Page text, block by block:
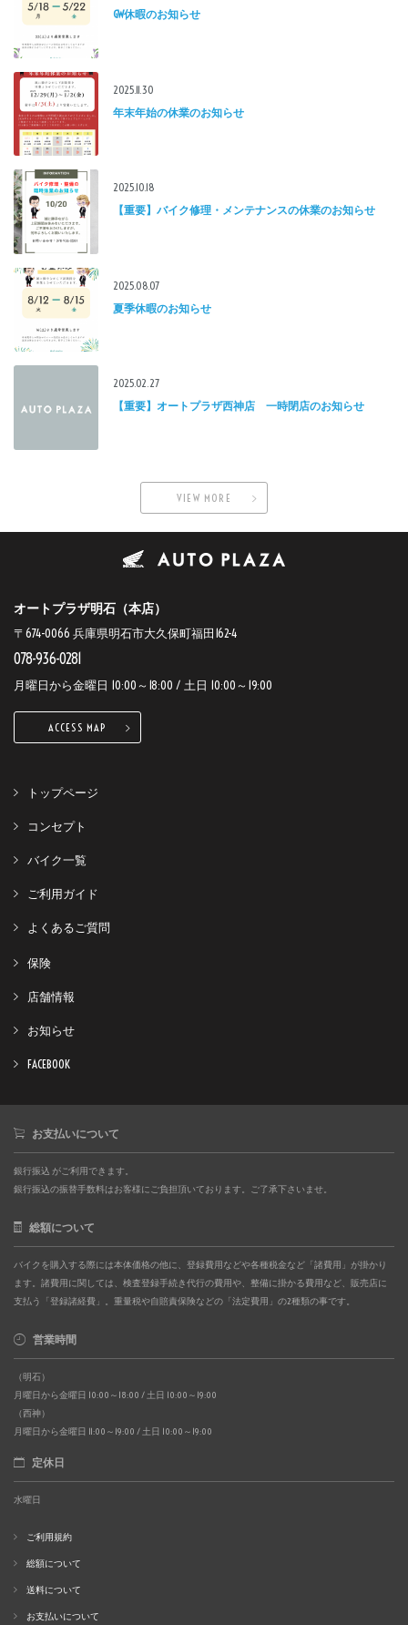
GW休暇のお知らせ
2025.11.30
年末年始の休業のお知らせ
2025.10.18
【重要】バイク修理・メンテナンスの休業のお知らせ
2025.08.07
夏季休暇のお知らせ
2025.02.27
【重要】オートプラザ西神店 一時閉店のお知らせ
VIEW MORE
オートプラザ明石（本店）
〒674-0066 兵庫県明石市大久保町福田162-4
078-936-0281
月曜日から金曜日 10:00～18:00 / 土日 10:00～19:00
ACCESS MAP
トップページ
コンセプト
バイク一覧
ご利用ガイド
よくあるご質問
保険
店舗情報
お知らせ
FACEBOOK
お支払いについて
銀行振込 がご利用できます。
銀行振込の振替手数料はお客様にご負担頂いております。ご了承下さいませ。
総額について
バイクを購入する際には本体価格の他に、登録費用などや各種税金など「諸費用」が掛かり
ます。諸費用に関しては、検査登録手続き代行の費用や、整備に掛かる費用など、販売店に
支払う「登録諸経費」。重量税や自賠責保険などの「法定費用」の2種類の事です。
営業時間
（明石）
月曜日から金曜日 10:00～18:00 / 土日 10:00～19:00
（西神）
月曜日から金曜日 11:00～19:00 / 土日 10:00～19:00
定休日
水曜日
ご利用規約
総額について
送料について
お支払いについて